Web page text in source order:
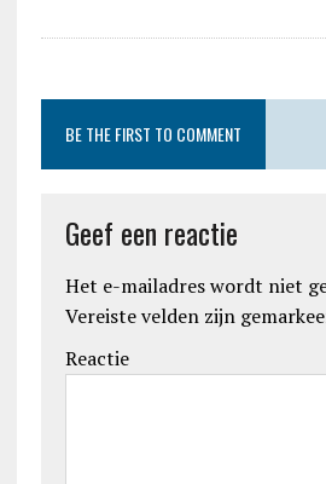
BE THE FIRST TO COMMENT
Geef een reactie
Het e-mailadres wordt niet
Vereiste velden zijn
Reactie